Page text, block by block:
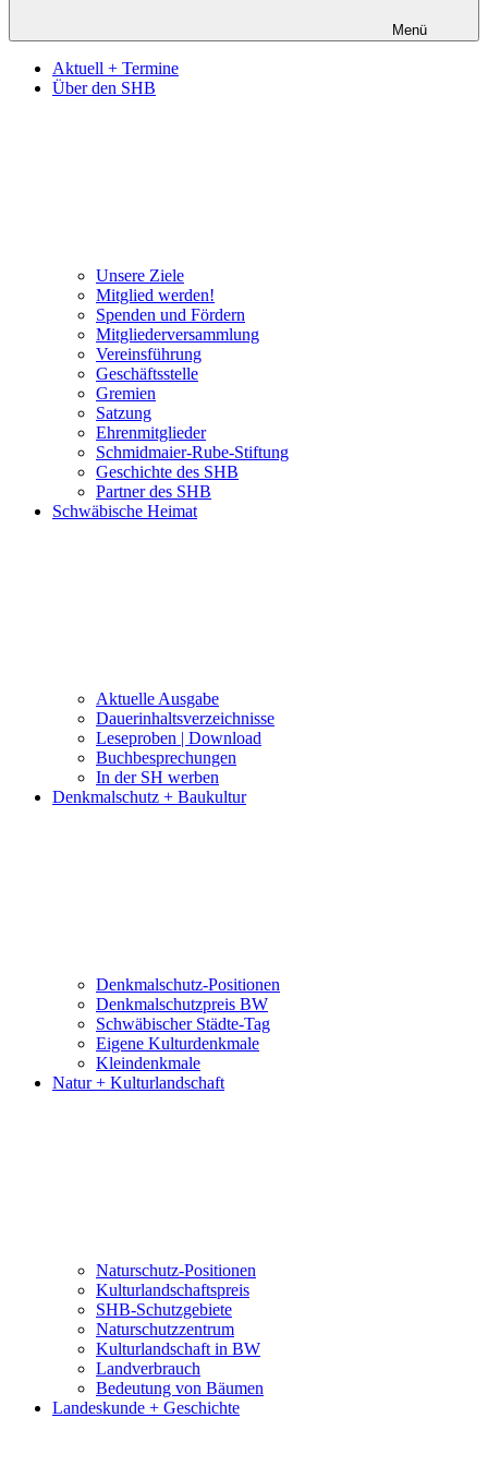
Menü
Aktuell + Termine
Über den SHB
Unsere Ziele
Mitglied werden!
Spenden und Fördern
Mitgliederversammlung
Vereinsführung
Geschäftsstelle
Gremien
Satzung
Ehrenmitglieder
Schmidmaier-Rube-Stiftung
Geschichte des SHB
Partner des SHB
Schwäbische Heimat
Aktuelle Ausgabe
Dauerinhaltsverzeichnisse
Leseproben | Download
Buchbesprechungen
In der SH werben
Denkmalschutz + Baukultur
Denkmalschutz-Positionen
Denkmalschutzpreis BW
Schwäbischer Städte-Tag
Eigene Kulturdenkmale
Kleindenkmale
Natur + Kulturlandschaft
Naturschutz-Positionen
Kulturlandschaftspreis
SHB-Schutzgebiete
Naturschutzzentrum
Kulturlandschaft in BW
Landverbrauch
Bedeutung von Bäumen
Landeskunde + Geschichte